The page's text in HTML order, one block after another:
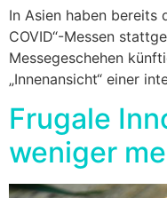
In Asien haben bereits
COVID“-Messen
Messegeschehen
„Innenansicht“ einer
Frugale
weniger